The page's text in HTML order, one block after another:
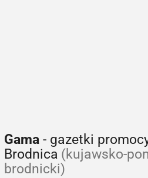
Gama - gazetki
Brodnica (kujawsko-
brodnicki)